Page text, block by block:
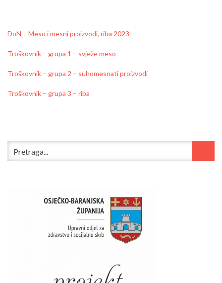
DoN – Meso i mesni proizvodi, riba 2023
Troškovnik – grupa 1 – svježe meso
Troškovnik – grupa 2 – suhomesnati proizvodi
Troškovnik – grupa 3 – riba